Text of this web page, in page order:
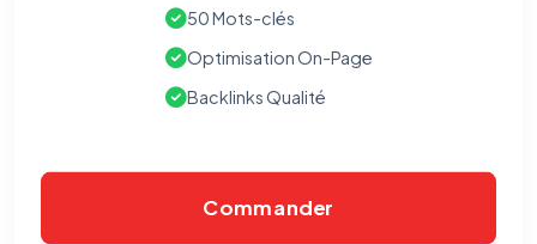
50 Mots-clés
Optimisation On-Page
Backlinks Qualité
Commander